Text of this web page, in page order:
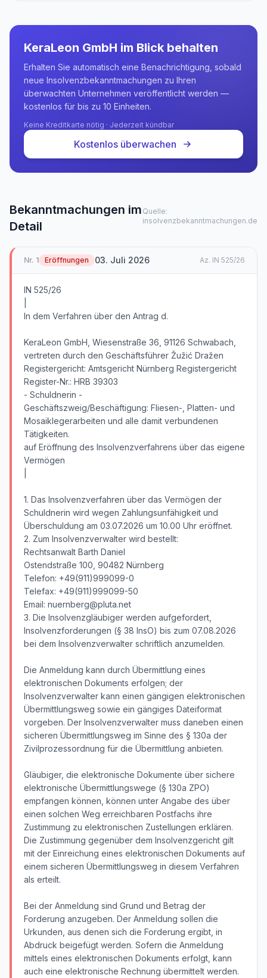
KeraLeon GmbH im Blick behalten
Erhalten Sie automatisch eine Benachrichtigung, sobald
neue Insolvenzbekanntmachungen zu Ihren
überwachten Unternehmen veröffentlicht werden —
kostenlos für bis zu 10 Einheiten.
Keine Kreditkarte nötig · Jederzeit kündbar
Kostenlos überwachen
Bekanntmachungen im
Detail
Quelle:
insolvenzbekanntmachungen.de
Nr. 1 Eröffnungen 03. Juli 2026 Az. IN 525/26
IN 525/26
In dem Verfahren über den Antrag d.
KeraLeon GmbH, Wiesenstraße 36, 91126 Schwabach,
vertreten durch den Geschäftsführer Žužić Dražen
Registergericht: Amtsgericht Nürnberg Registergericht
Register-Nr.: HRB 39303
- Schuldnerin -
Geschäftszweig/Beschäftigung: Fliesen-, Platten- und
Mosaiklegerarbeiten und alle damit verbundenen
Tätigkeiten.
auf Eröffnung des Insolvenzverfahrens über das eigene
Vermögen
1. Das Insolvenzverfahren über das Vermögen der
Schuldnerin wird wegen Zahlungsunfähigkeit und
Überschuldung am 03.07.2026 um 10.00 Uhr eröffnet.
2. Zum Insolvenzverwalter wird bestellt:
Rechtsanwalt Barth Daniel
Ostendstraße 100, 90482 Nürnberg
Telefon: +49(911)999099-0
Telefax: +49(911)999099-50
Email: nuernberg@pluta.net
3. Die Insolvenzgläubiger werden aufgefordert,
Insolvenzforderungen (§ 38 InsO) bis zum 07.08.2026
bei dem Insolvenzverwalter schriftlich anzumelden.
Die Anmeldung kann durch Übermittlung eines
elektronischen Dokuments erfolgen; der
Insolvenzverwalter kann einen gängigen elektronischen
Übermittlungsweg sowie ein gängiges Dateiformat
vorgeben. Der Insolvenzverwalter muss daneben einen
sicheren Übermittlungsweg im Sinne des § 130a der
Zivilprozessordnung für die Übermittlung anbieten.
Gläubiger, die elektronische Dokumente über sichere
elektronische Übermittlungswege (§ 130a ZPO)
empfangen können, können unter Angabe des über
einen solchen Weg erreichbaren Postfachs ihre
Zustimmung zu elektronischen Zustellungen erklären.
Die Zustimmung gegenüber dem Insolvenzgericht gilt
mit der Einreichung eines elektronischen Dokuments auf
einem sicheren Übermittlungsweg in diesem Verfahren
als erteilt.
Bei der Anmeldung sind Grund und Betrag der
Forderung anzugeben. Der Anmeldung sollen die
Urkunden, aus denen sich die Forderung ergibt, in
Abdruck beigefügt werden. Sofern die Anmeldung
mittels eines elektronischen Dokuments erfolgt, kann
auch eine elektronische Rechnung übermittelt werden.